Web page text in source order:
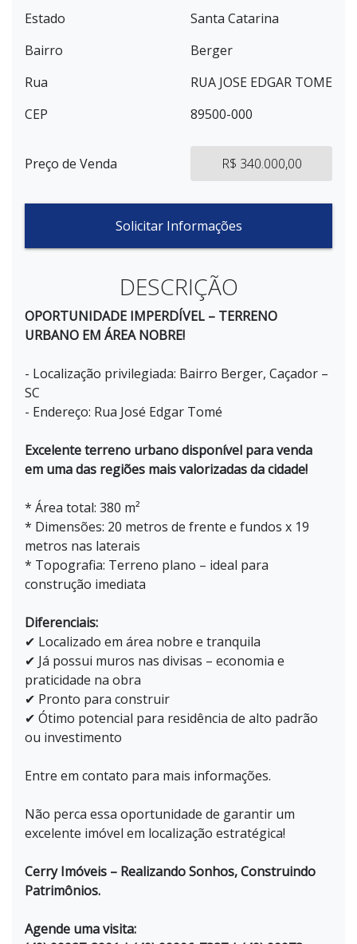
Estado
Santa Catarina
Bairro
Berger
Rua
RUA JOSE EDGAR TOME
CEP
89500-000
Preço de Venda R$ 340.000,00
Solicitar Informações
DESCRIÇÃO
OPORTUNIDADE IMPERDÍVEL – TERRENO
URBANO EM ÁREA NOBRE!
- Localização privilegiada: Bairro Berger, Caçador –
SC
- Endereço: Rua José Edgar Tomé
Excelente terreno urbano disponível para venda
em uma das regiões mais valorizadas da cidade!
* Área total: 380 m²
* Dimensões: 20 metros de frente e fundos x 19
metros nas laterais
* Topografia: Terreno plano – ideal para
construção imediata
Diferenciais:
✔ Localizado em área nobre e tranquila
✔ Já possui muros nas divisas – economia e
praticidade na obra
✔ Pronto para construir
✔ Ótimo potencial para residência de alto padrão
ou investimento
Entre em contato para mais informações.
Não perca essa oportunidade de garantir um
excelente imóvel em localização estratégica!
Cerry Imóveis – Realizando Sonhos, Construindo
Patrimônios.
Agende uma visita: